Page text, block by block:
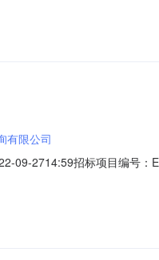
绪联系电话：0532-
有限公司
09-2714:59招标项目编号
系人：陈同强联系电话：